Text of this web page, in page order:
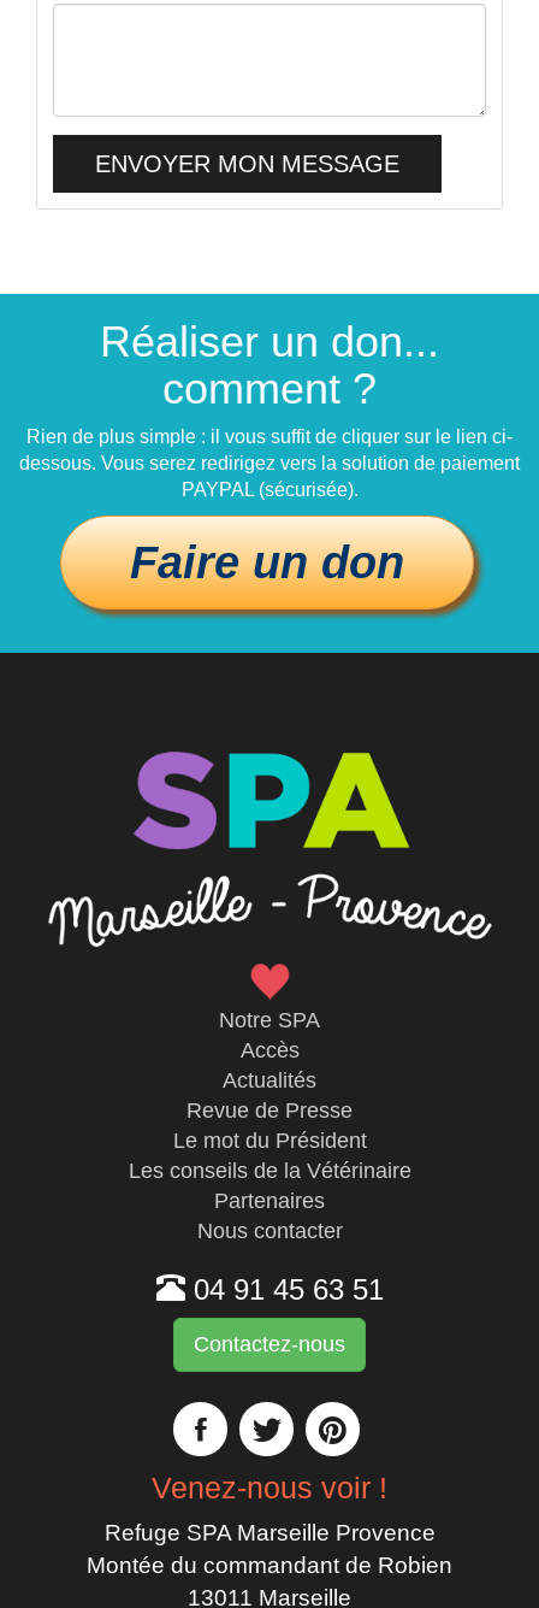
ENVOYER MON MESSAGE
Réaliser un don...
comment ?
Rien de plus simple : il vous suffit de cliquer sur le lien ci-
dessous. Vous serez redirigez vers la solution de paiement
PAYPAL (sécurisée).
Notre SPA
Accès
Actualités
Revue de Presse
Le mot du Président
Les conseils de la Vétérinaire
Partenaires
Nous contacter
04 91 45 63 51
Contactez-nous
Venez-nous voir !
Refuge SPA Marseille Provence
Montée du commandant de Robien
13011 Marseille